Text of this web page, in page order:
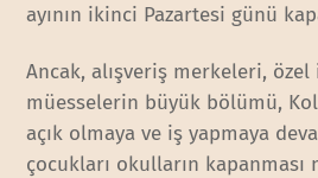
ayının ikinci Pazartesi günü
Ancak, alışveriş merkeleri,
müesselerin büyük bölümü,
açık olmaya ve iş yapmaya
çocukları okulların kapanması